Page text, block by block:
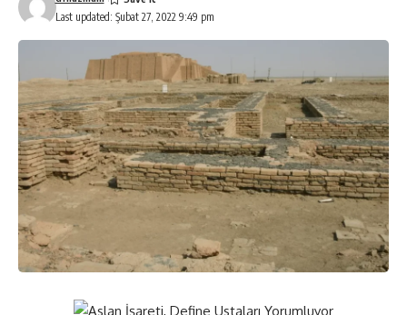
Last updated: Şubat 27, 2022 9:49 pm